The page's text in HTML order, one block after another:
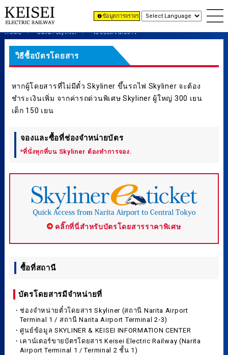
ข้อมูลการจราจร
HOME แนะนำ Skyliner วิธีซื้อบัตรโดยสาร
วิธีซื้อบัตรโดยสาร
หากผู้โดยสารที่ไม่มีตั๋ว Skyliner ขึ้นรถไฟ Skyliner จะต้อง
ชำระเงินเพิ่ม จากค่ารถด่วนพิเศษ Skyliner ผู้ใหญ่ 300 เยน
เด็ก 150 เยน
จองและซื้อที่ช่องจำหน่ายบัตร
*ที่นั่งทุกที่บน Skyliner ต้องทำการจอง.
คลิ๊กที่นี่สำหรับบัตรโดยสารราคาพิเศษ
ซื้อที่สถานี
บัตรโดยสารมีจำหน่ายที่
・ช่องจำหน่ายตั๋วโดยสาร Skyliner (สถานี Narita Airport
Terminal 1 / สถานี Narita Airport Terminal 2⋅3)
・ศูนย์ข้อมูล SKYLINER & KEISEI INFORMATION CENTER
・เคาน์เตอร์ขายบัตรโดยสาร Keisei Electric Railway (Narita
Airport Terminal 1 / Terminal 2 ชั้น 1)